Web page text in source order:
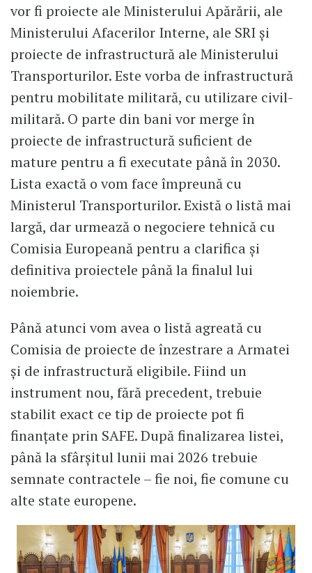
vor fi proiecte ale Ministerului Apărării, ale
Ministerului Afacerilor Interne, ale SRI și
proiecte de infrastructură ale Ministerului
Transporturilor. Este vorba de infrastructură
pentru mobilitate militară, cu utilizare civil-
militară. O parte din bani vor merge în
proiecte de infrastructură suficient de
mature pentru a fi executate până în 2030.
Lista exactă o vom face împreună cu
Ministerul Transporturilor. Există o listă mai
largă, dar urmează o negociere tehnică cu
Comisia Europeană pentru a clarifica și
definitiva proiectele până la finalul lui
noiembrie.
Până atunci vom avea o listă agreată cu
Comisia de proiecte de înzestrare a Armatei
și de infrastructură eligibile. Fiind un
instrument nou, fără precedent, trebuie
stabilit exact ce tip de proiecte pot fi
finanțate prin SAFE. După finalizarea listei,
până la sfârșitul lunii mai 2026 trebuie
semnate contractele – fie noi, fie comune cu
alte state europene.